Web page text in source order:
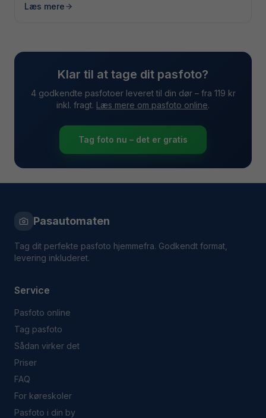
Læs mere
Klar til at tage dit pasfoto?
4 godkendte pasfotoer leveret til din dør – fra 119 kr
inkl. fragt. Læs mere om pasfoto online.
Tag foto nu – det er gratis
Pasautomaten
Tag dit perfekte pasfoto hjemmefra. Godkendt format,
levering inkluderet.
Service
Pasfoto online
Tag pasfoto
Sådan virker det
Priser
FAQ
For køreskoler
Pasfoto i din by